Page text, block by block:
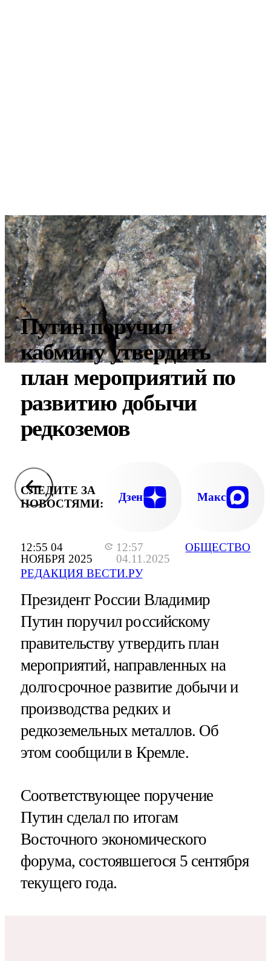
12:55 04
НОЯБРЯ 2025
12:57
04.11.2025
РЕДАКЦИЯ ВЕСТИ.РУ
ОБЩЕСТВО
Путин поручил
кабмину утвердить
план мероприятий по
развитию добычи
редкоземов
СЛЕДИТЕ ЗА
НОВОСТЯМИ:
Дзен Макс
Президент России Владимир
Путин поручил российскому
правительству утвердить план
мероприятий, направленных на
долгосрочное развитие добычи и
производства редких и
редкоземельных металлов. Об
этом сообщили в Кремле.
Соответствующее поручение
Путин сделал по итогам
Восточного экономического
форума, состоявшегося 5 сентября
текущего года.